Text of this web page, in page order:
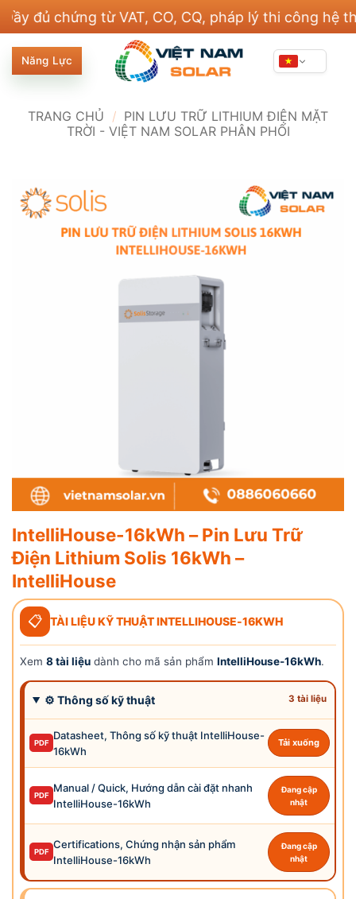
Bỏ
nội
dung
từ VAT, CO, CQ, pháp lý thi công hệ thống
Năng Lực
TRANG CHỦ / PIN LƯU TRỮ LITHIUM ĐIỆN MẶT
TRỜI - VIỆT NAM SOLAR PHÂN PHỐI
IntelliHouse-16kWh – Pin Lưu Trữ
Điện Lithium Solis 16kWh –
IntelliHouse
📋 TÀI LIỆU KỸ THUẬT INTELLIHOUSE-16KWH
Xem 8 tài liệu dành cho mã sản phẩm IntelliHouse-16kWh.
⚙ Thông số kỹ thuật 3 tài liệu
PDF
Datasheet, Thông số kỹ thuật IntelliHouse-
16kWh
Tải xuống
PDF
Manual / Quick, Hướng dẫn cài đặt nhanh
IntelliHouse-16kWh
Đang cập
nhật
PDF
Certifications, Chứng nhận sản phẩm
IntelliHouse-16kWh
Đang cập
nhật